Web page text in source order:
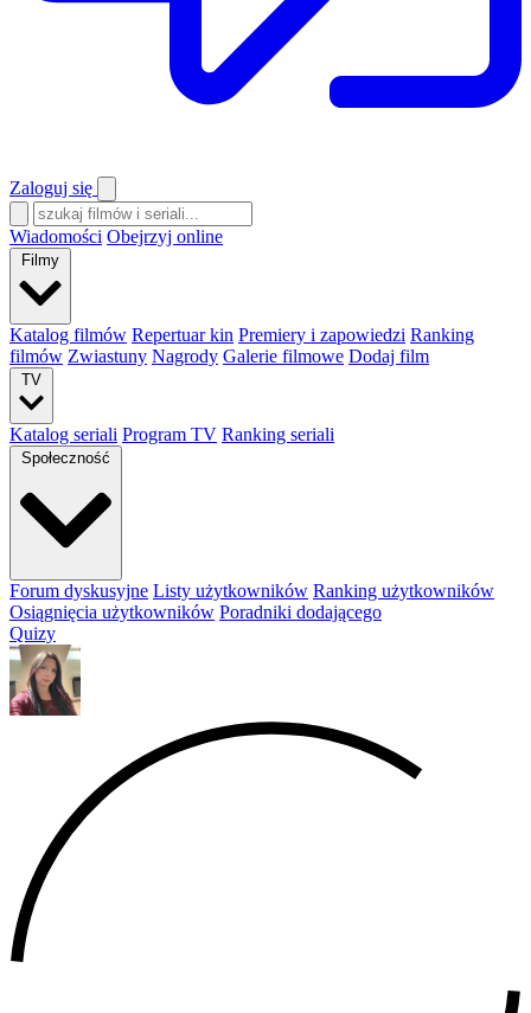
Zaloguj się
Wiadomości Obejrzyj online
Filmy
Katalog filmów Repertuar kin Premiery i zapowiedzi Ranking
filmów Zwiastuny Nagrody Galerie filmowe Dodaj film
TV
Katalog seriali Program TV Ranking seriali
Społeczność
Forum dyskusyjne Listy użytkowników Ranking użytkowników
Osiągnięcia użytkowników Poradniki dodającego
Quizy